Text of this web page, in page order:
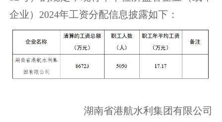
企业）2024年工资分配信息披露如下：
湖南省港航水利集团有限公司